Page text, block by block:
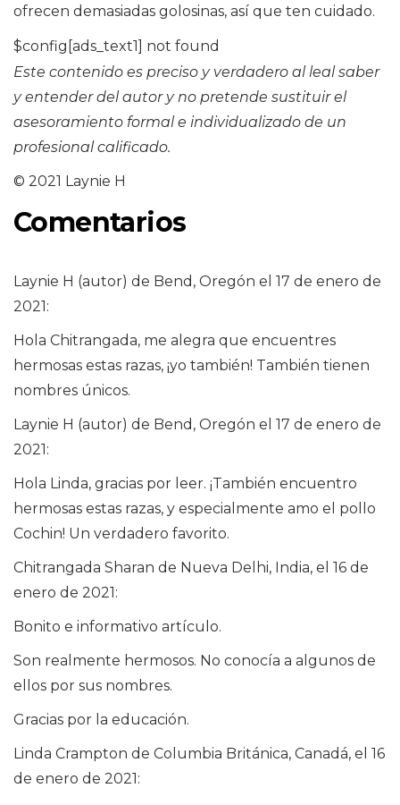
ofrecen demasiadas golosinas, así que ten cuidado.
$config[ads_text1] not found
Este contenido es preciso y verdadero al leal saber
y entender del autor y no pretende sustituir el
asesoramiento formal e individualizado de un
profesional calificado.
© 2021 Laynie H
Comentarios
Laynie H (autor) de Bend, Oregón el 17 de enero de
2021:
Hola Chitrangada, me alegra que encuentres
hermosas estas razas, ¡yo también! También tienen
nombres únicos.
Laynie H (autor) de Bend, Oregón el 17 de enero de
2021:
Hola Linda, gracias por leer. ¡También encuentro
hermosas estas razas, y especialmente amo el pollo
Cochin! Un verdadero favorito.
Chitrangada Sharan de Nueva Delhi, India, el 16 de
enero de 2021:
Bonito e informativo artículo.
Son realmente hermosos. No conocía a algunos de
ellos por sus nombres.
Gracias por la educación.
Linda Crampton de Columbia Británica, Canadá, el 16
de enero de 2021: